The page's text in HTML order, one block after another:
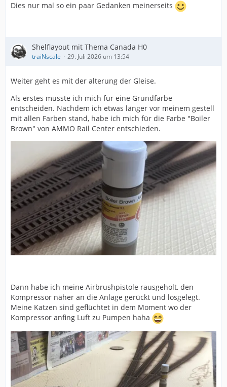
Dies nur mal so ein paar Gedanken meinerseits
Shelflayout mit Thema Canada H0
traiNscale 29. Juli 2026 um 13:54
Weiter geht es mit der alterung der Gleise.
Als erstes musste ich mich für eine Grundfarbe
entscheiden. Nachdem ich etwas länger vor meinem gestell
mit allen Farben stand, habe ich mich für die Farbe "Boiler
Brown" von AMMO Rail Center entschieden.
Dann habe ich meine Airbrushpistole rausgeholt, den
Kompressor näher an die Anlage gerückt und losgelegt.
Meine Katzen sind geflüchtet in dem Moment wo der
Kompressor anfing Luft zu Pumpen haha